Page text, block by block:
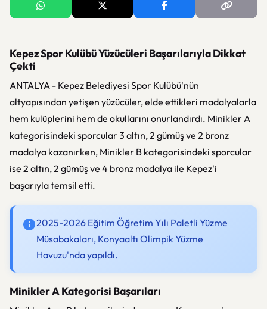
Kepez Spor Kulübü Yüzücüleri Başarılarıyla Dikkat
Çekti
ANTALYA - Kepez Belediyesi Spor Kulübü'nün
altyapısından yetişen yüzücüler, elde ettikleri madalyalarla
hem kulüplerini hem de okullarını onurlandırdı. Minikler A
kategorisindeki sporcular 3 altın, 2 gümüş ve 2 bronz
madalya kazanırken, Minikler B kategorisindeki sporcular
ise 2 altın, 2 gümüş ve 4 bronz madalya ile Kepez'i
başarıyla temsil etti.
2025-2026 Eğitim Öğretim Yılı Paletli Yüzme
Müsabakaları, Konyaaltı Olimpik Yüzme
Havuzu'nda yapıldı.
Minikler A Kategorisi Başarıları